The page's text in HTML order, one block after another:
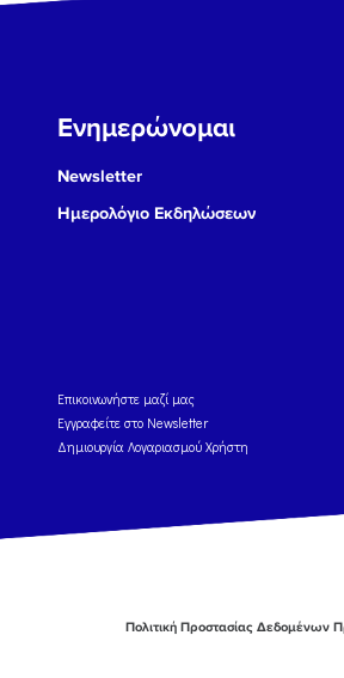
Ενημερώνομαι
Newsletter
Ημερολόγιο Εκδηλώσεων
Eπικοινωνήστε μαζί μας
Εγγραφείτε στο Newsletter
Δημιουργία Λογαριασμού Χρήστη
Πολιτική Προστασίας Δεδομένων